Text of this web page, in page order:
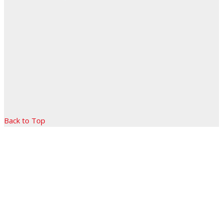
Back to Top